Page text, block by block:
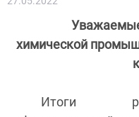
химической
Итоги